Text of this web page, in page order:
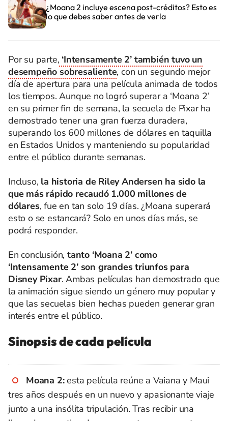
¿Moana 2 incluye escena post-créditos? Esto es
lo que debes saber antes de verla
Por su parte, ‘Intensamente 2’ también tuvo un
desempeño sobresaliente, con un segundo mejor
día de apertura para una película animada de todos
los tiempos. Aunque no logró superar a ‘Moana 2’
en su primer fin de semana, la secuela de Pixar ha
demostrado tener una gran fuerza duradera,
superando los 600 millones de dólares en taquilla
en Estados Unidos y manteniendo su popularidad
entre el público durante semanas.
Incluso, la historia de Riley Andersen ha sido la
que más rápido recaudó 1.000 millones de
dólares, fue en tan solo 19 días. ¿Moana superará
esto o se estancará? Solo en unos días más, se
podrá responder.
En conclusión, tanto ‘Moana 2’ como
‘Intensamente 2’ son grandes triunfos para
Disney Pixar. Ambas películas han demostrado que
la animación sigue siendo un género muy popular y
que las secuelas bien hechas pueden generar gran
interés entre el público.
Sinopsis de cada película
Moana 2:esta película reúne a Vaiana y Maui
tres años después en un nuevo y apasionante viaje
junto a una insólita tripulación. Tras recibir una